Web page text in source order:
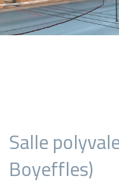
Salle
Boyeffles)